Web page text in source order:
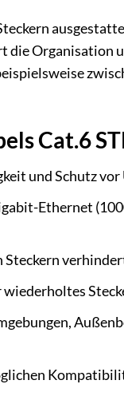
Organisation
Cat.6
und Schutz vor
Ethernet